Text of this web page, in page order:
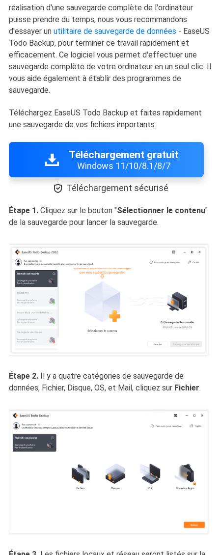
réalisation d'une sauvegarde complète de l'ordinateur
puisse prendre du temps, nous vous recommandons
d'essayer un utilitaire de sauvegarde de données - EaseUS
Todo Backup, pour terminer ce travail rapidement et
efficacement. Ce logiciel vous permet d'effectuer une
sauvegarde complète de votre ordinateur en un seul clic. Il
vous aide également à établir des programmes de
sauvegarde.
Téléchargez EaseUS Todo Backup et faites rapidement
une sauvegarde de vos fichiers importants.
Téléchargement gratuit
Windows 11/10/8.1/8/7
 Téléchargement sécurisé
Étape 1. Cliquez sur le bouton "Sélectionner le contenu"
de la sauvegarde pour lancer la sauvegarde.
Étape 2.
Il y a quatre catégories de sauvegarde de
données, Fichier, Disque, OS, et Mail, cliquez sur Fichier.